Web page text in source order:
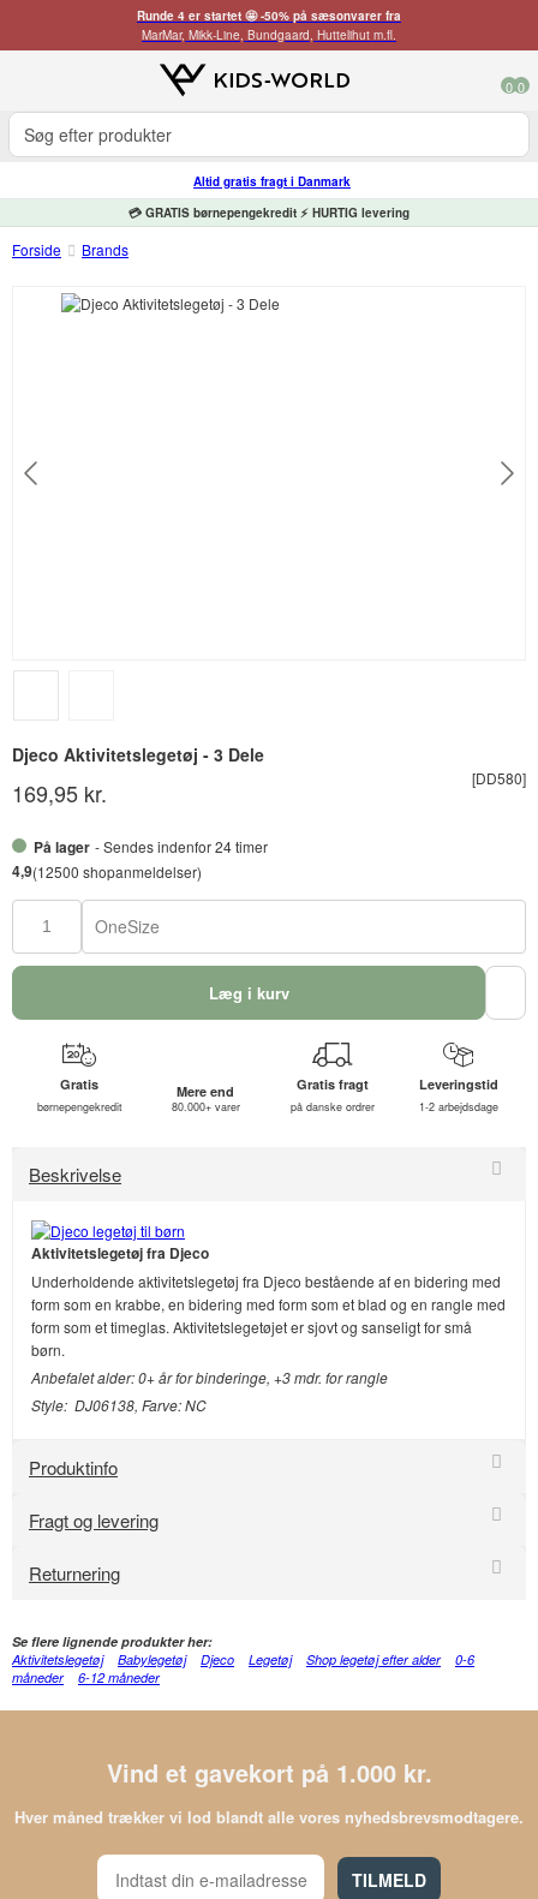
Runde 4 er startet 🤩 -50% på sæsonvarer fra
MarMar, Mikk-Line, Bundgaard, Huttelihut m.fl.
0 0
Altid gratis fragt i Danmark
💳 GRATIS børnepengekredit ⚡ HURTIG levering
Forside Brands
Djeco Aktivitetslegetøj - 3 Dele
[DD580]
169,95 kr.
På lager - Sendes indenfor 24 timer
4,9(12500 shopanmeldelser)
OneSize
Læg i kurv
Gratis
børnepengekredit
Mere end
80.000+ varer
Gratis fragt
på danske ordrer
Leveringstid
1-2 arbejdsdage
Beskrivelse
Aktivitetslegetøj fra Djeco
Underholdende aktivitetslegetøj fra Djeco bestående af en bidering med
form som en krabbe, en bidering med form som et blad og en rangle med
form som et timeglas. Aktivitetslegetøjet er sjovt og sanseligt for små
børn.
Anbefalet alder: 0+ år for binderinge, +3 mdr. for rangle
Style: DJ06138, Farve: NC
Produktinfo
Fragt og levering
Returnering
Se flere lignende produkter her:
Aktivitetslegetøj
Babylegetøj Djeco Legetøj Shop legetøj efter alder
0-6
måneder
6-12 måneder
Vind et gavekort på 1.000 kr.
Hver måned trækker vi lod blandt alle vores nyhedsbrevsmodtagere.
TILMELD